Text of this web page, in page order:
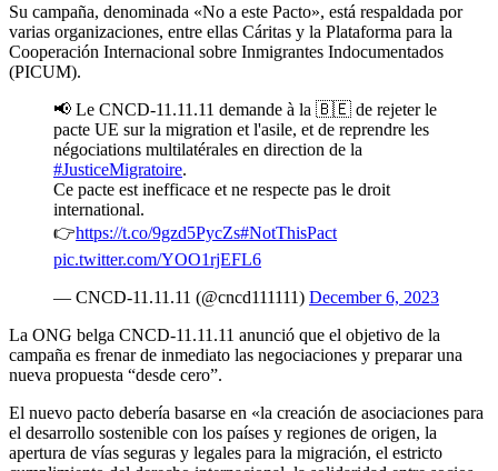
Su campaña, denominada «No a este Pacto», está respaldada por
varias organizaciones, entre ellas Cáritas y la Plataforma para la
Cooperación Internacional sobre Inmigrantes Indocumentados
(PICUM).
📢 Le CNCD-11.11.11 demande à la 🇧🇪 de rejeter le
pacte UE sur la migration et l'asile, et de reprendre les
négociations multilatérales en direction de la
#JusticeMigratoire.
Ce pacte est inefficace et ne respecte pas le droit
international.
👉https://t.co/9gzd5PycZs#NotThisPact
pic.twitter.com/YOO1rjEFL6
— CNCD-11.11.11 (@cncd111111) December 6, 2023
La ONG belga CNCD-11.11.11 anunció que el objetivo de la
campaña es frenar de inmediato las negociaciones y preparar una
nueva propuesta “desde cero”.
El nuevo pacto debería basarse en «la creación de asociaciones para
el desarrollo sostenible con los países y regiones de origen, la
apertura de vías seguras y legales para la migración, el estricto